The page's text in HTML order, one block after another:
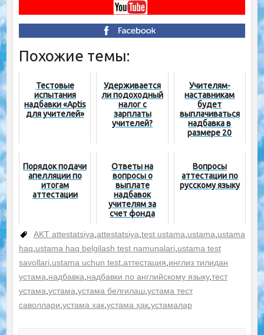
Похожие темы:
Тестовые
испытания
надбавки «Aptis
для учителей»
Удерживается
ли подоходный
налог с
зарплаты
учителей?
Учителям-
наставникам
будет
выплачиваться
надбавка в
размере 20
Порядок подачи
апелляции по
итогам
аттестации
Ответы на
вопросы о
выплате
надбавок
учителям за
счет фонда
Вопросы
аттестации по
русскому языку
AKT attestatsiya,attestatsiya,test ustama,ustama,ustama
haq,ustama haq belgilash test namunalari,ustama test
savollari,ustama uchun test,аттестация,инглиз тилидан
устама,надбавка,надбавки по английскому языку,тест
устама,устама,устама белгилаш,устама тест
саволлари,устама хак,устама ҳақ,устамалар